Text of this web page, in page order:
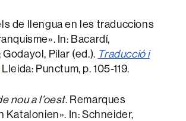
de llengua en les traduccions
In: Bacardí,
Pilar (ed.). Traducció i
Lleida: Punctum, p. 105-119.
nou a l’oest. Remarques
Katalonien». In: Schneider,